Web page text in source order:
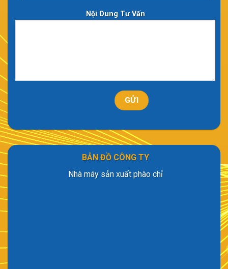
Nội Dung Tư Vấn
BẢN ĐỒ CÔNG TY
Nhà máy sản xuất phào chỉ